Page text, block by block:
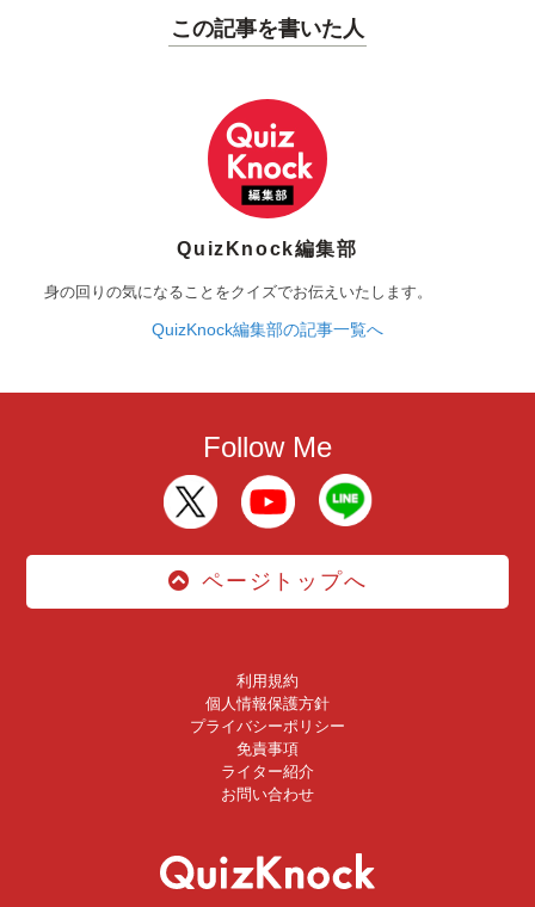
この記事を書いた人
QuizKnock編集部
身の回りの気になることをクイズでお伝えいたします。
QuizKnock編集部の記事一覧へ
Follow Me
ページトップへ
利用規約
個人情報保護方針
プライバシーポリシー
免責事項
ライター紹介
お問い合わせ